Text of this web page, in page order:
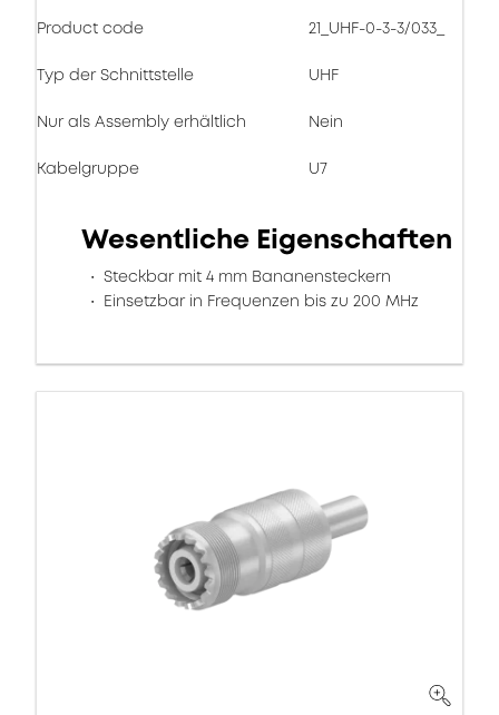
Product code 21_UHF-0-3-3/033_
Typ der Schnittstelle UHF
Nur als Assembly erhältlich Nein
Kabelgruppe U7
Wesentliche Eigenschaften
Steckbar mit 4 mm Bananensteckern
Einsetzbar in Frequenzen bis zu 200 MHz